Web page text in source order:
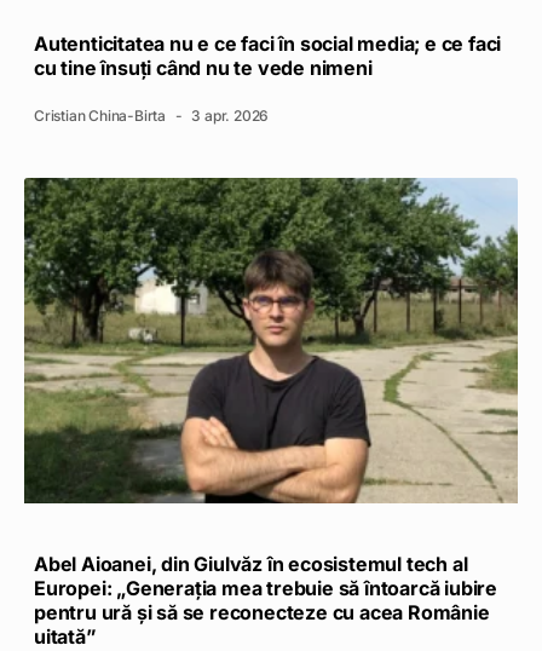
Autenticitatea nu e ce faci în social media; e ce faci
cu tine însuți când nu te vede nimeni
Cristian China-Birta 3 apr. 2026
Abel Aioanei, din Giulvăz în ecosistemul tech al
Europei: „Generația mea trebuie să întoarcă iubire
pentru ură și să se reconecteze cu acea Românie
uitată”